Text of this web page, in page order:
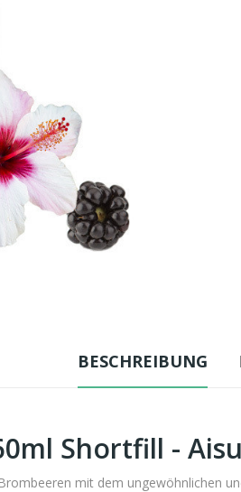
BESCHREIBUNG
Shortfill -
mit dem ungewöhnlichen